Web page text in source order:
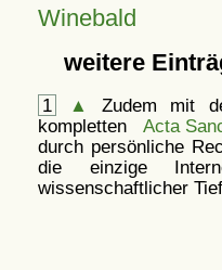
Winebald
weitere
1 ▲
Zudem mit
kompletten Acta
durch persönliche
die einzige
wissenschaftlicher